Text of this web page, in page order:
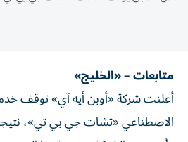
متابعات – «الخليج»
أعلنت شركة «أوبن أيه آي» توقف
الاصطناعي «تشات جي بي تي»،